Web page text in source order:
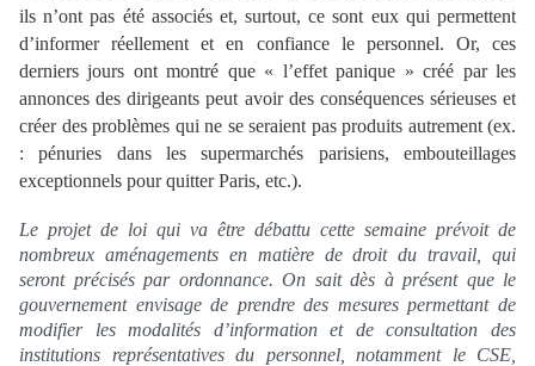
ils n’ont pas été associés et, surtout, ce sont eux qui permettent
d’informer réellement et en confiance le personnel. Or, ces
derniers jours ont montré que « l’effet panique » créé par les
annonces des dirigeants peut avoir des conséquences sérieuses et
créer des problèmes qui ne se seraient pas produits autrement (ex.
: pénuries dans les supermarchés parisiens, embouteillages
exceptionnels pour quitter Paris, etc.).
Le projet de loi qui va être débattu cette semaine prévoit de
nombreux aménagements en matière de droit du travail, qui
seront précisés par ordonnance. On sait dès à présent que le
gouvernement envisage de prendre des mesures permettant de
modifier les modalités d’information et de consultation des
institutions représentatives du personnel, notamment le CSE,